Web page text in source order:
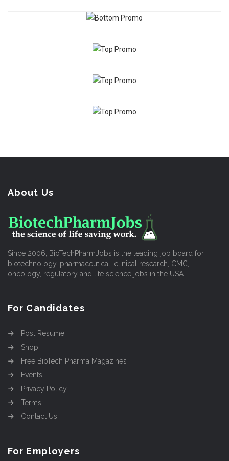
About Us
Since 2006, BioTechPharmJobs is the leading job board for
biotechnology, pharmaceutical, clinical research, CMC,
oncology, regulatory and life science jobs in the USA.
For Candidates
Post Resume
Shop
Free BioTech Pharma Magazines
Events
Privacy Policy
Terms
Contact Us
For Employers